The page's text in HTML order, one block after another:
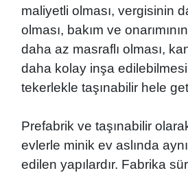
maliyetli olması, vergisinin
olması, bakım ve
daha az masraflı olması,
daha kolay inşa
tekerlekle taşınabilir hele
Prefabrik ve taşınabilir
evlerle minik ev aslında
edilen yapılardır. Fabrika